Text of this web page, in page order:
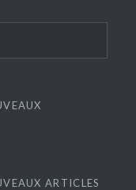
ARTICLES